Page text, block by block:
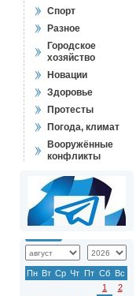
Спорт
Разное
Городское
хозяйство
Новации
Здоровье
Протесты
Погода, климат
Вооружённые
конфликты
Пн Вт Ср Чт Пт Сб Вс
1
2